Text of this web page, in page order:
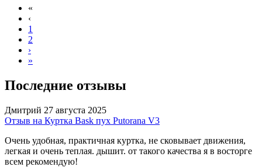
«
‹
1
2
›
»
Последние отзывы
Дмитрий 27 августа 2025
Отзыв на Куртка Bask пух Putorana V3
Очень удобная, практичная куртка, не сковывает движения,
легкая и очень теплая. дышит. от такого качества я в восторге
всем рекомендую!